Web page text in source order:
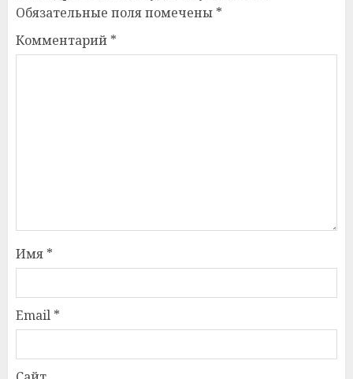
Обязательные поля помечены *
Комментарий *
Имя *
Email *